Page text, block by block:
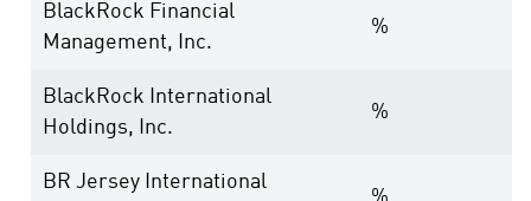
BlackRock Financial
Management, Inc.
%
BlackRock International
Holdings, Inc.
%
BR Jersey International